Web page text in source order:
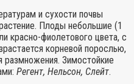
и сухости почвы
Плоды небольшие (1
красно-фиолетового цвета, с
корневой порослью,
Зимостойкие
Регент, Нельсон, Слейт.